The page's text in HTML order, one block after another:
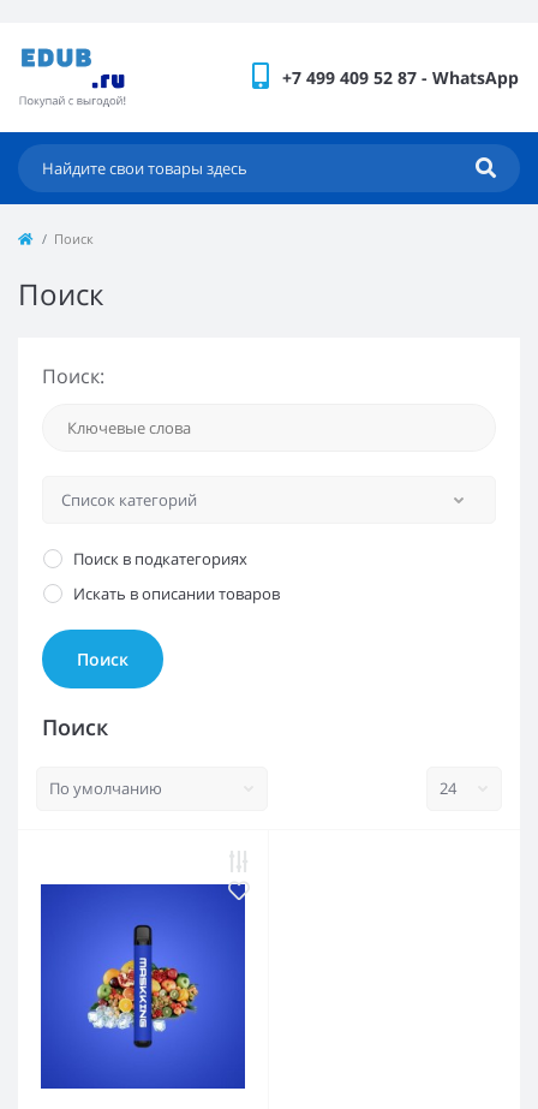
+7 499 409 52 87 - WhatsApp
Поиск
Поиск
Поиск:
Поиск в подкатегориях
Искать в описании товаров
Поиск